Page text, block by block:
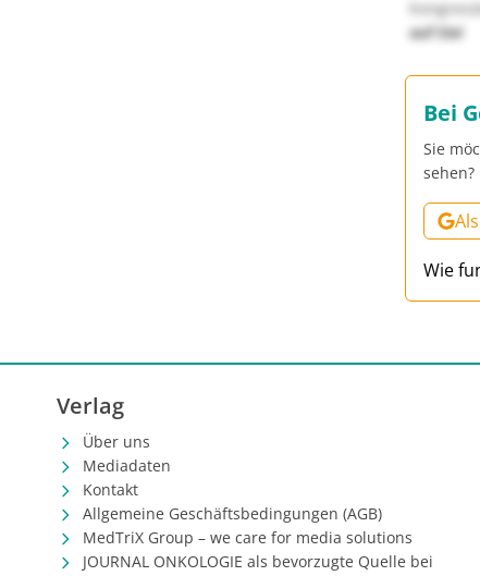
auf Sie!
Bei
Sie
Wie
Verlag
Über uns
Mediadaten
Kontakt
Allgemeine Geschäftsbedingungen (AGB)
MedTriX Group – we care for media solutions
JOURNAL ONKOLOGIE als bevorzugte Quelle bei